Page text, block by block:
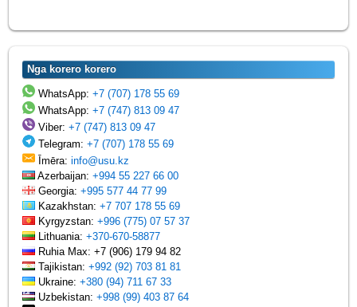
Nga korero korero
WhatsApp:+7 (707) 178 55 69
WhatsApp:+7 (747) 813 09 47
Viber:+7 (747) 813 09 47
Telegram:+7 (707) 178 55 69
Īmēra:info@usu.kz
Azerbaijan:+994 55 227 66 00
Georgia:+995 577 44 77 99
Kazakhstan:+7 707 178 55 69
Kyrgyzstan:+996 (775) 07 57 37
Lithuania:+370-670-58877
Ruhia Max: +7 (906) 179 94 82
Tajikistan:+992 (92) 703 81 81
Ukraine:+380 (94) 711 67 33
Uzbekistan:+998 (99) 403 87 64